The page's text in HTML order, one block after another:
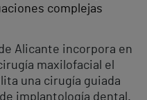
complejas
Alicante incorpora en
maxilofacial el
una cirugía guiada
implantología dental.